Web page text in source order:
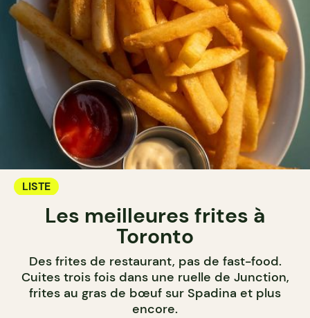
LISTE
Les meilleures frites à
Toronto
Des frites de restaurant, pas de fast-food.
Cuites trois fois dans une ruelle de Junction,
frites au gras de bœuf sur Spadina et plus
encore.